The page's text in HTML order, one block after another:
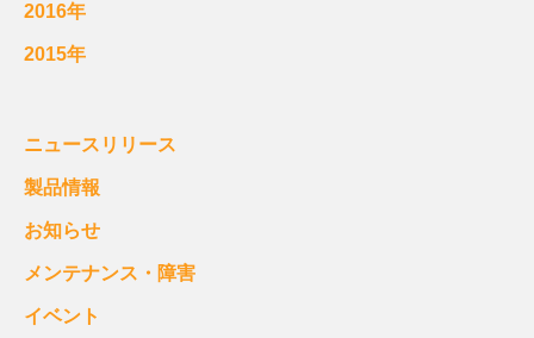
2016年
2015年
ニュースリリース
製品情報
お知らせ
メンテナンス・障害
イベント